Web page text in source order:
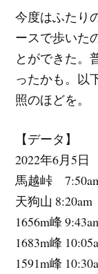
今度はふたり
ースで歩いた
とができた。
ったかも。以
照のほどを。
【データ】
2022年6月5日
馬越峠
天狗山 8:20am
1656m峰
1683m峰
1591m峰